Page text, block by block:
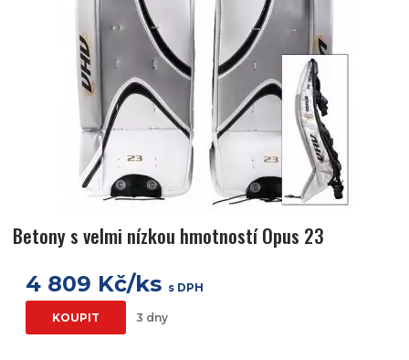
Betony s velmi nízkou hmotností Opus 23
4 809 Kč/ks s DPH
KOUPIT 3 dny